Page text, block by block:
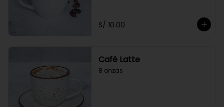
S/ 10.00
Café Latte
8 onzas